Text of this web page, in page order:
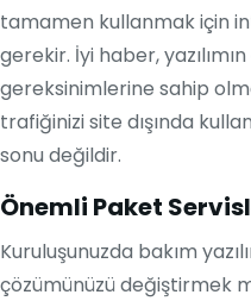
tamamen kullanmak için
gerekir. İyi haber,
gereksinimlerine sahip
trafiğinizi site dışında
sonu değildir.
Önemli Paket
Kuruluşunuzda bakım
çözümünüzü değiştirmek